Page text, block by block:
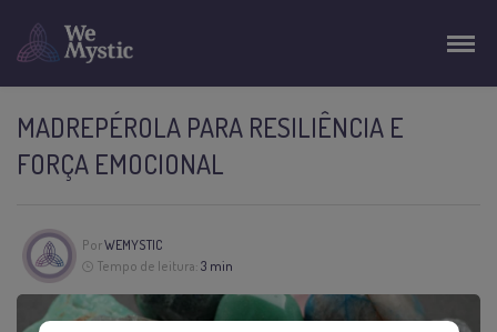
MADREPÉROLA PARA RESILIÊNCIA E
FORÇA EMOCIONAL
PorWEMYSTIC
Tempo de leitura: 3 min